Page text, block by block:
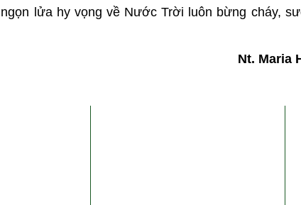
lửa hy vọng về Nước Trời luôn bừng cháy,
Nt. Maria